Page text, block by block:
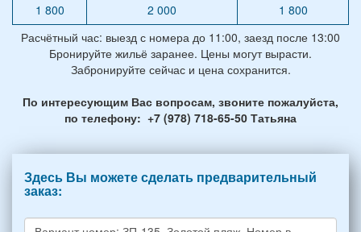
1 800
2 000
1 800
Расчётный час: выезд с номера до 11:00, заезд после 13:00
Бронируйте жильё заранее. Цены могут вырасти.
Забронируйте сейчас и цена сохранится.
По интересующим Вас вопросам, звоните пожалуйста,
по телефону: +7 (978) 718-65-50 Татьяна
Здесь Вы можете сделать предварительный
заказ: